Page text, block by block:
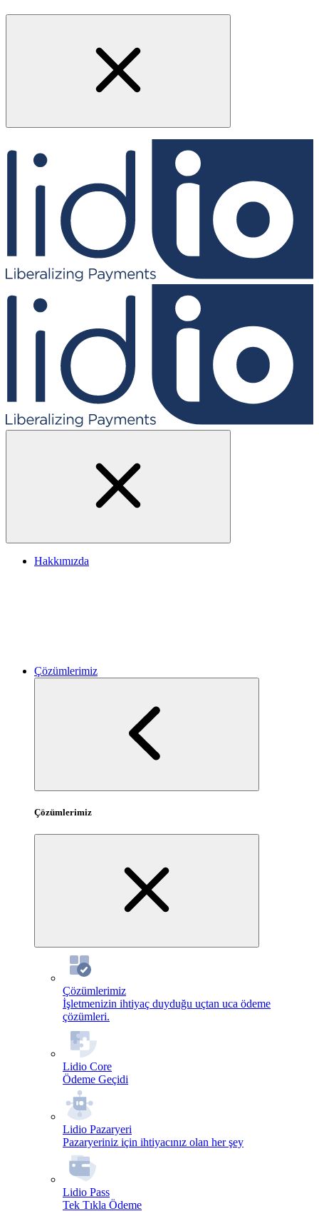
Hakkımızda
Çözümlerimiz
Çözümlerimiz
Çözümlerimiz
İşletmenizin ihtiyaç duyduğu uçtan uca ödeme
çözümleri.
Lidio Core
Ödeme Geçidi
Lidio Pazaryeri
Pazaryeriniz için ihtiyacınız olan her şey
Lidio Pass
Tek Tıkla Ödeme